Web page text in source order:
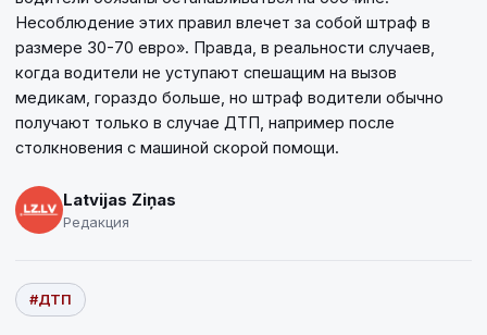
Несоблюдение этих правил влечет за собой штраф в
размере 30-70 евро». Правда, в реальности случаев,
когда водители не уступают спешащим на вызов
медикам, гораздо больше, но штраф водители обычно
получают только в случае ДТП, например после
столкновения с машиной скорой помощи.
Latvijas Ziņas
Редакция
#ДТП